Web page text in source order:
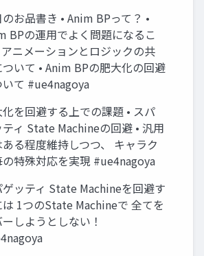
お品書き • Anim BPって？ •
BPの運用でよく問題になるこ
アニメーションとロジックの共
いて • Anim BPの肥大化の回避
いて #ue4nagoya
を回避する上での課題 • スパ
ィ State Machineの回避 • 汎用
る程度維持しつつ、 キャラク
の特殊対応を実現 #ue4nagoya
ゲッティ State Machineを回避す
は 1つのState Machineで 全てを
しようとしない！